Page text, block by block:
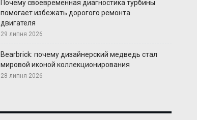
Почему своевременная диагностика турбины
помогает избежать дорогого ремонта
двигателя
29 липня 2026
Bearbrick: почему дизайнерский медведь стал
мировой иконой коллекционирования
28 липня 2026